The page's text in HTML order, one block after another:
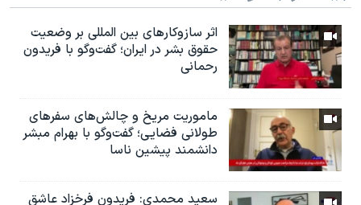
اثر ساز‌و‌کارهای بین المللی بر وضعیت
حقوق بشر در ایران؛ گفت‌وگو با فریدون
رحمانی
ماموریت مریخ و چالش‌های سفرهای
طولانی فضایی؛ گفت‌وگو با بهرام مبشر
دانشمند پیشین ناسا
سعید محمدی: فریدون فرخزاد عاشق